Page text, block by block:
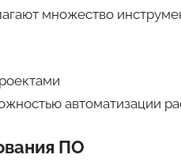
множество
автоматизации
ПО